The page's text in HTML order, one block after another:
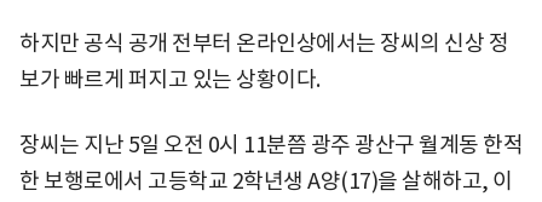
하지만 공식 공개 전부터 온라인상에서는 장씨의 신상 정
보가 빠르게 퍼지고 있는 상황이다.
장씨는 지난 5일 오전 0시 11분쯤 광주 광산구 월계동 한적
한 보행로에서 고등학교 2학년생 A양(17)을 살해하고, 이